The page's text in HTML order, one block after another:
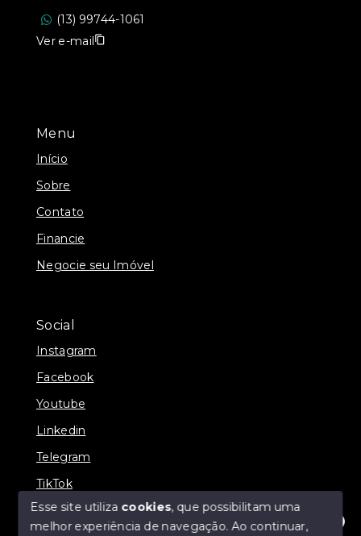
Menu
Início
Sobre
Contato
Financie
Negocie seu Imóvel
Social
Instagram
Facebook
Youtube
Linkedin
Telegram
TikTok
(13) 99744-1061
Ver e-mail
Esse site utiliza cookies, que possibilitam uma
melhor experiência de navegação.Ao continuar,